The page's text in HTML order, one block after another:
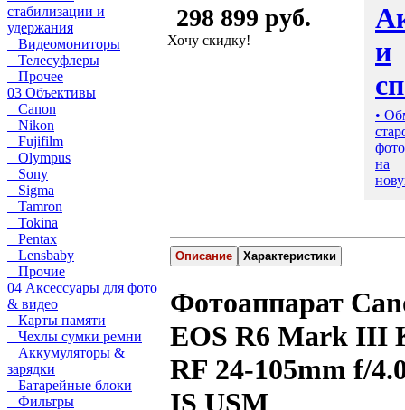
стабилизации и
удержания
Видеомониторы
Телесуфлеры
Прочее
03 Объективы
Canon
Nikon
Fujifilm
Olympus
Sony
Sigma
Tamron
Tokina
Pentax
Lensbaby
Прочие
04 Аксессуары для фото
& видео
Карты памяти
Чехлы сумки ремни
Аккумуляторы &
зарядки
Батарейные блоки
Фильтры
298 899 руб.
Хочу скидку!
и
•
на
Описание Характеристики
Фотоаппарат
EOS R6 Mark III
RF 24-105mm f/
IS USM